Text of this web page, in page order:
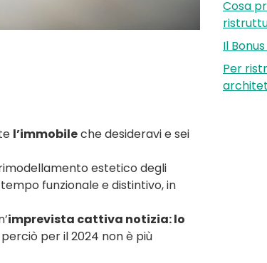
l’immobileche desideravi e sei
estetico degli
funzionale e distintivo, in
imprevista cattiva notizia: lo
perciò per il 2024 non è più
Cosa
Il
Per